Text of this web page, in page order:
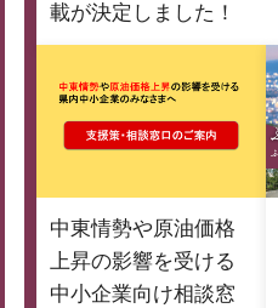
載が決定しました！
中東情勢や原油価格
上昇の影響を受ける
中小企業向け相談窓